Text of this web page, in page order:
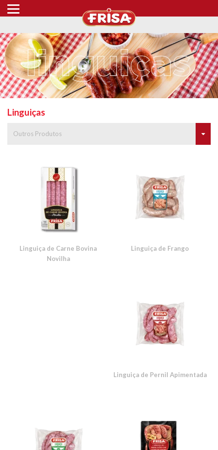
Linguiças
Outros Produtos
Linguiça de Carne Bovina
Novilha
Linguiça de Frango
Linguiça de Pernil Apimentada